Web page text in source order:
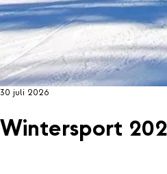
30 juli 2026
Wintersport